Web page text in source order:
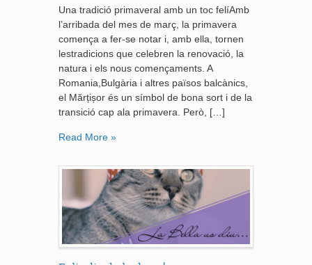
Una tradició primaveral amb un toc felíAmb
l’arribada del mes de març, la primavera
comença a fer-se notar i, amb ella, tornen
lestradicions que celebren la renovació, la
natura i els nous començaments. A
Romania,Bulgària i altres països balcànics,
el Mărțișor és un símbol de bona sort i de la
transició cap ala primavera. Però, […]
Read More »